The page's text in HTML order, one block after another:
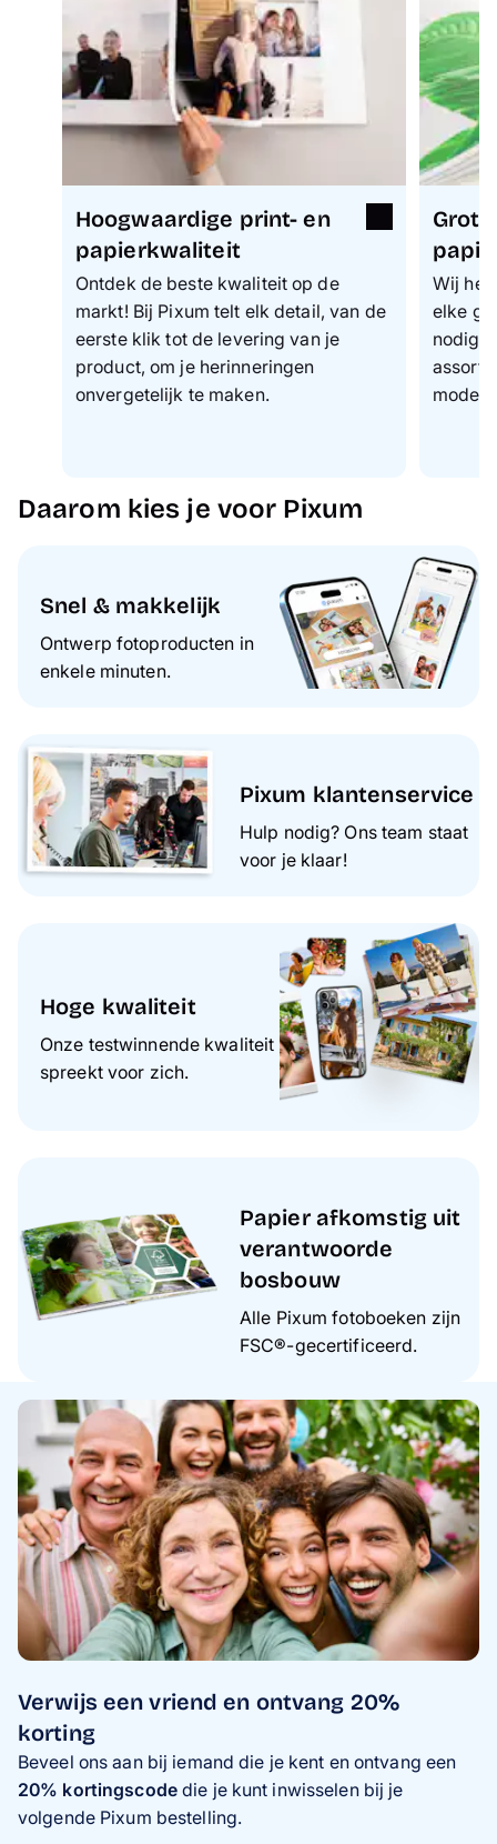
Hoogwaardige print- en
papierkwaliteit
Ontdek de beste kwaliteit op de
markt! Bij Pixum telt elk detail, van de
eerste klik tot de levering van je
product, om je herinneringen
onvergetelijk te maken.
Wij
elke
nodig
Daarom kies je voor Pixum
Snel & makkelijk
Ontwerp fotoproducten in
enkele minuten.
Pixum klantenservice
Hulp nodig? Ons team staat
voor je klaar!
Hoge kwaliteit
Onze testwinnende kwaliteit
spreekt voor zich.
Papier afkomstig uit
verantwoorde
bosbouw
Alle Pixum fotoboeken zijn
FSC®-gecertificeerd.
Verwijs een vriend en ontvang 20%
korting
Beveel ons aan bij iemand die je kent en ontvang een
20% kortingscodedie je kunt inwisselen bij je
volgende Pixum bestelling.